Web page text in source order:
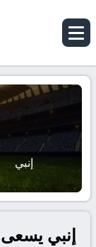
إنبي
إنبي